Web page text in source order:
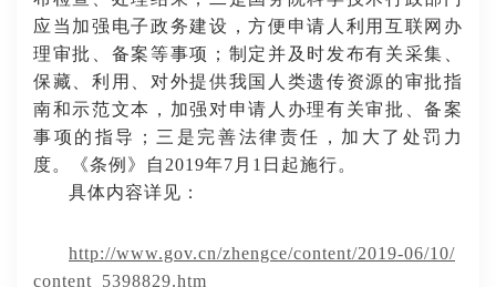
应当加强电子政务建设，方便申请人利用互联网办
理审批、备案等事项；制定并及时发布有关采集、
保藏、利用、对外提供我国人类遗传资源的审批指
南和示范文本，加强对申请人办理有关审批、备案
事项的指导；三是完善法律责任，加大了处罚力
度。《条例》自 2019年7月1日起施行。
具体内容详见：
http://www.gov.cn/zhengce/content/2019-06/10/
content_5398829.htm